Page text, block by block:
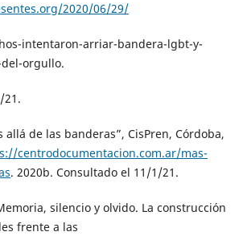
2020/06/29/
intentaron-arriar-bandera-lgbt-y-
orgullo.
21.
allá de las banderas”, CisPren, Córdoba,
centrodocumentacion.com.ar/mas-
. 2020b. Consultado el 11/1/21.
silencio y olvido. La construcción
frente a las